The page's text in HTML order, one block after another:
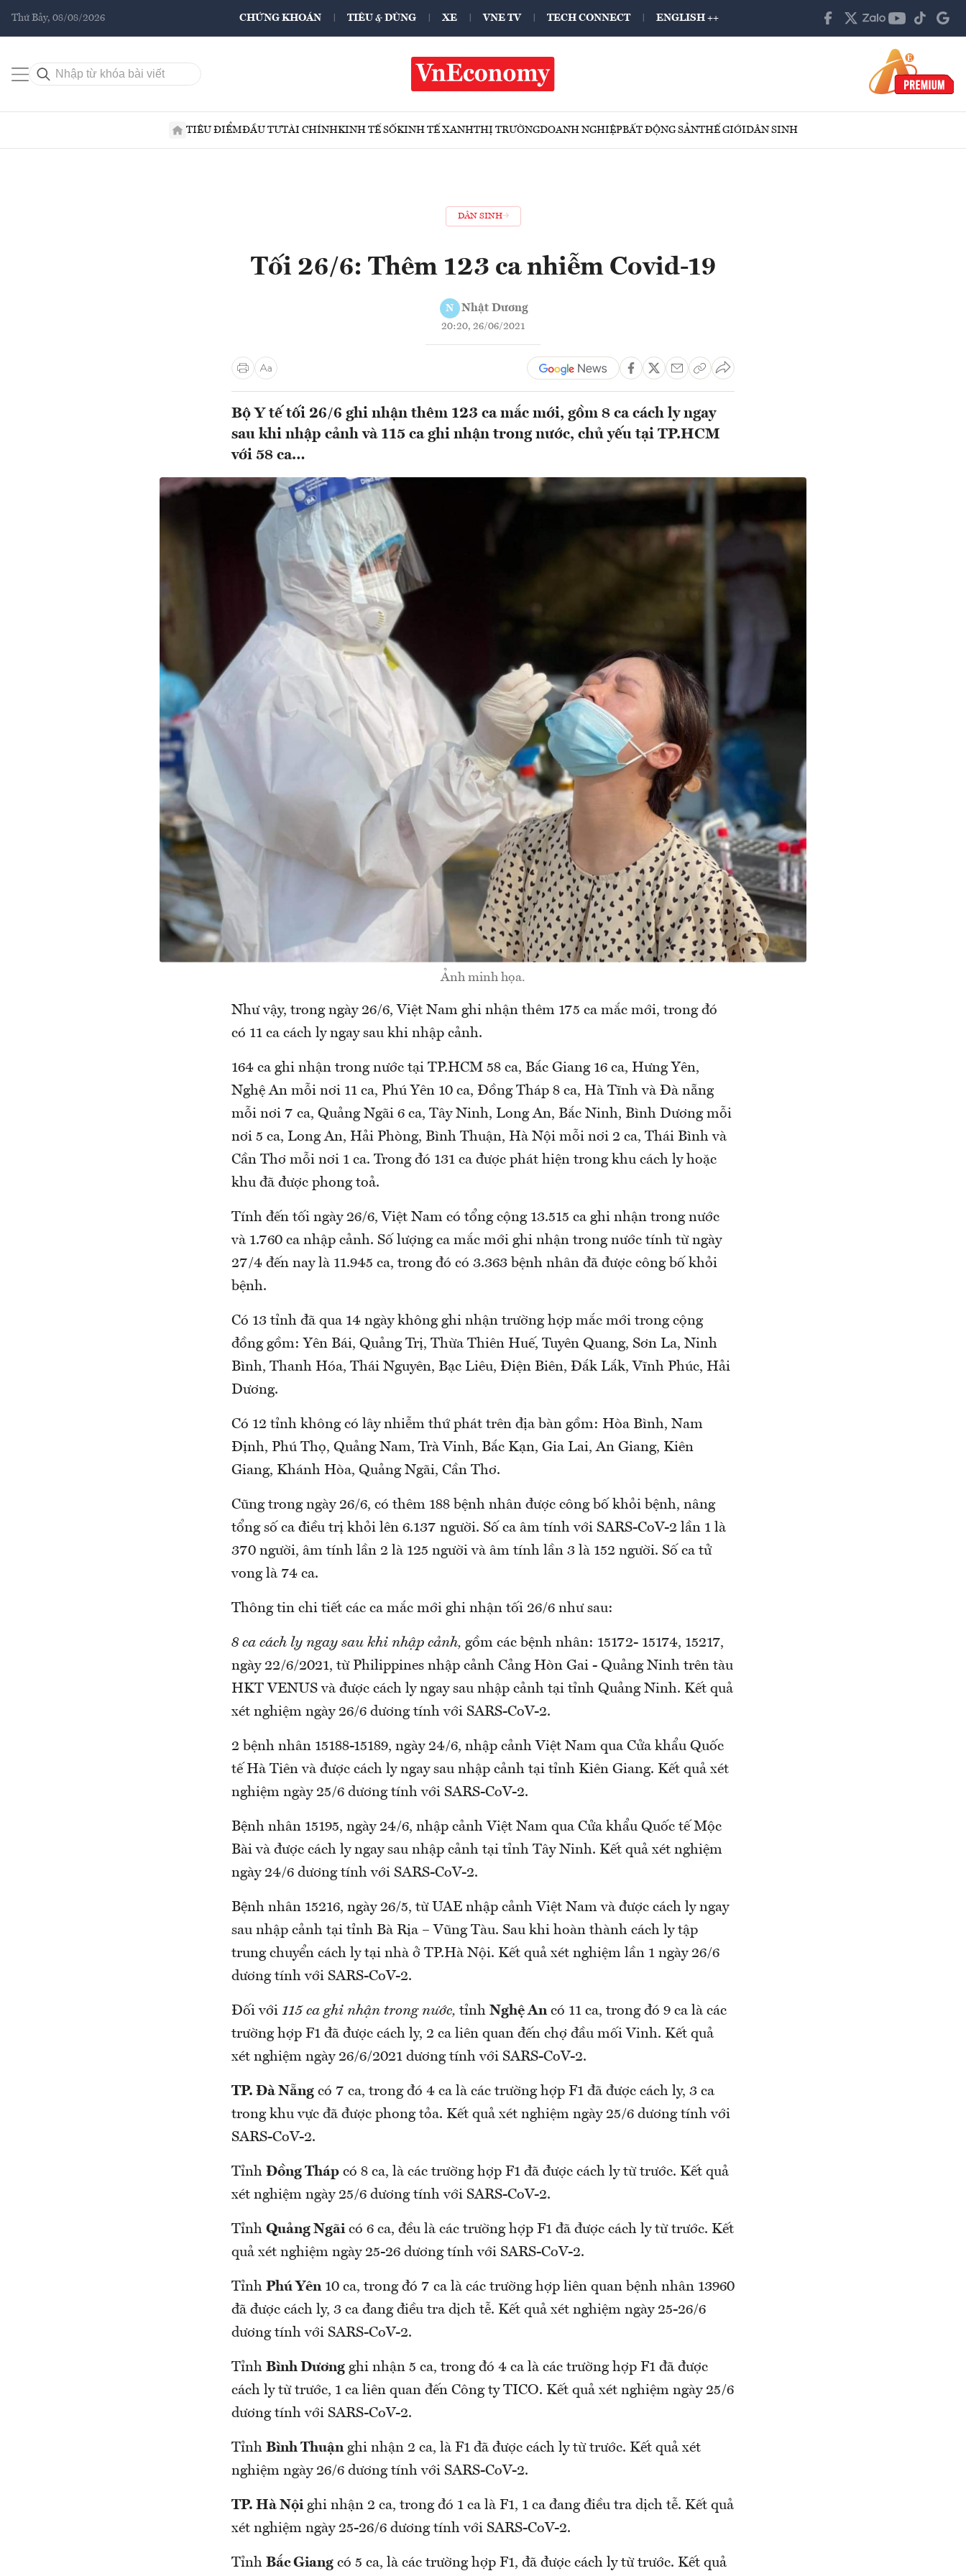
Thứ Bảy, 08/08/2026 CHỨNG KHOÁN TIÊU & DÙNG XE VNE TV TECH CONNECT ENGLISH ++
TIÊU ĐIỂMĐẦU TƯTÀI CHÍNHKINH TẾ SỐKINH TẾ XANHTHỊ TRƯỜNGDOANH NGHIỆPBẤT ĐỘNG SẢNTHẾ GIỚIDÂN SINH
DÂN SINH
Tối 26/6: Thêm 123 ca nhiễm Covid-19
N Nhật Dương
20:20, 26/06/2021
Bộ Y tế tối 26/6 ghi nhận thêm 123 ca mắc mới, gồm 8 ca cách ly ngay
sau khi nhập cảnh và 115 ca ghi nhận trong nước, chủ yếu tại TP.HCM
với 58 ca…
Ảnh minh họa.
Như vậy, trong ngày 26/6, Việt Nam ghi nhận thêm 175 ca mắc mới, trong đó
có 11 ca cách ly ngay sau khi nhập cảnh.
164 ca ghi nhận trong nước tại TP.HCM 58 ca, Bắc Giang 16 ca, Hưng Yên,
Nghệ An mỗi nơi 11 ca, Phú Yên 10 ca, Đồng Tháp 8 ca, Hà Tĩnh và Đà nẵng
mỗi nơi 7 ca, Quảng Ngãi 6 ca, Tây Ninh, Long An, Bắc Ninh, Bình Dương mỗi
nơi 5 ca, Long An, Hải Phòng, Bình Thuận, Hà Nội mỗi nơi 2 ca, Thái Bình và
Cần Thơ mỗi nơi 1 ca. Trong đó 131 ca được phát hiện trong khu cách ly hoặc
khu đã được phong toả.
Tính đến tối ngày 26/6, Việt Nam có tổng cộng 13.515 ca ghi nhận trong nước
và 1.760 ca nhập cảnh. Số lượng ca mắc mới ghi nhận trong nước tính từ ngày
27/4 đến nay là 11.945 ca, trong đó có 3.363 bệnh nhân đã được công bố khỏi
bệnh.
Có 13 tỉnh đã qua 14 ngày không ghi nhận trường hợp mắc mới trong cộng
đồng gồm: Yên Bái, Quảng Trị, Thừa Thiên Huế, Tuyên Quang, Sơn La, Ninh
Bình, Thanh Hóa, Thái Nguyên, Bạc Liêu, Điện Biên, Đắk Lắk, Vĩnh Phúc, Hải
Dương.
Có 12 tỉnh không có lây nhiễm thứ phát trên địa bàn gồm: Hòa Bình, Nam
Định, Phú Thọ, Quảng Nam, Trà Vinh, Bắc Kạn, Gia Lai, An Giang, Kiên
Giang, Khánh Hòa, Quảng Ngãi, Cần Thơ.
Cũng trong ngày 26/6, có thêm 188 bệnh nhân được công bố khỏi bệnh, nâng
tổng số ca điều trị khỏi lên 6.137 người. Số ca âm tính với SARS-CoV-2 lần 1 là
370 người, âm tính lần 2 là 125 người và âm tính lần 3 là 152 người. Số ca tử
vong là 74 ca.
Thông tin chi tiết các ca mắc mới ghi nhận tối 26/6 như sau:
8 ca cách ly ngay sau khi nhập cảnh, gồm các bệnh nhân: 15172- 15174, 15217,
ngày 22/6/2021, từ Philippines nhập cảnh Cảng Hòn Gai - Quảng Ninh trên tàu
HKT VENUS và được cách ly ngay sau nhập cảnh tại tỉnh Quảng Ninh. Kết quả
xét nghiệm ngày 26/6 dương tính với SARS-CoV-2.
2 bệnh nhân 15188-15189, ngày 24/6, nhập cảnh Việt Nam qua Cửa khẩu Quốc
tế Hà Tiên và được cách ly ngay sau nhập cảnh tại tỉnh Kiên Giang. Kết quả xét
nghiệm ngày 25/6 dương tính với SARS-CoV-2.
Bệnh nhân 15195, ngày 24/6, nhập cảnh Việt Nam qua Cửa khẩu Quốc tế Mộc
Bài và được cách ly ngay sau nhập cảnh tại tỉnh Tây Ninh. Kết quả xét nghiệm
ngày 24/6 dương tính với SARS-CoV-2.
Bệnh nhân 15216, ngày 26/5, từ UAE nhập cảnh Việt Nam và được cách ly ngay
sau nhập cảnh tại tỉnh Bà Rịa – Vũng Tàu. Sau khi hoàn thành cách ly tập
trung chuyển cách ly tại nhà ở TP.Hà Nội. Kết quả xét nghiệm lần 1 ngày 26/6
dương tính với SARS-CoV-2.
Đối với 115 ca ghi nhận trong nước, tỉnh Nghệ Ancó 11 ca, trong đó 9 ca là các
trường hợp F1 đã được cách ly, 2 ca liên quan đến chợ đầu mối Vinh. Kết quả
xét nghiệm ngày 26/6/2021 dương tính với SARS-CoV-2.
TP. Đà Nẵng có 7 ca, trong đó 4 ca là các trường hợp F1 đã được cách ly, 3 ca
trong khu vực đã được phong tỏa. Kết quả xét nghiệm ngày 25/6 dương tính với
SARS-CoV-2.
Tỉnh Đồng Tháp có 8 ca, là các trường hợp F1 đã được cách ly từ trước. Kết quả
xét nghiệm ngày 25/6 dương tính với SARS-CoV-2.
Tỉnh Quảng Ngãicó 6 ca, đều là các trường hợp F1 đã được cách ly từ trước. Kết
quả xét nghiệm ngày 25-26 dương tính với SARS-CoV-2.
Tỉnh Phú Yên10 ca, trong đó 7 ca là các trường hợp liên quan bệnh nhân 13960
đã được cách ly, 3 ca đang điều tra dịch tễ. Kết quả xét nghiệm ngày 25-26/6
dương tính với SARS-CoV-2.
Tỉnh Bình Dương ghi nhận 5 ca, trong đó 4 ca là các trường hợp F1 đã được
cách ly từ trước, 1 ca liên quan đến Công ty TICO. Kết quả xét nghiệm ngày 25/6
dương tính với SARS-CoV-2.
Tỉnh Bình Thuậnghi nhận 2 ca, là F1 đã được cách ly từ trước. Kết quả xét
nghiệm ngày 26/6 dương tính với SARS-CoV-2.
TP. Hà Nộighi nhận 2 ca, trong đó 1 ca là F1, 1 ca đang điều tra dịch tễ. Kết quả
xét nghiệm ngày 25-26/6 dương tính với SARS-CoV-2.
Tỉnh Bắc Giang có 5 ca, là các trường hợp F1, đã được cách ly từ trước. Kết quả